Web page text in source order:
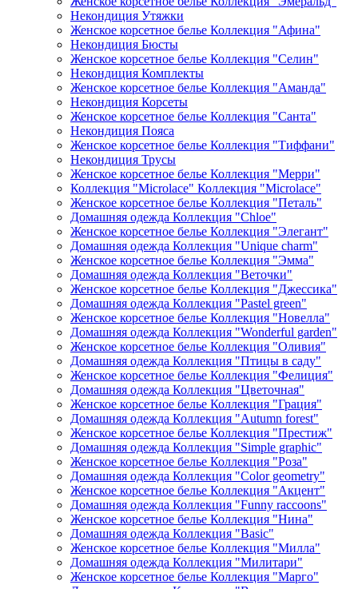
Некондиция Утяжки
Женское корсетное белье Коллекция "Афина"
Некондиция Бюсты
Женское корсетное белье Коллекция "Селин"
Некондиция Комплекты
Женское корсетное белье Коллекция "Аманда"
Некондиция Корсеты
Женское корсетное белье Коллекция "Санта"
Некондиция Пояса
Женское корсетное белье Коллекция "Тиффани"
Некондиция Трусы
Женское корсетное белье Коллекция "Мерри"
Коллекция "Microlace" Коллекция "Microlace"
Женское корсетное белье Коллекция "Петаль"
Домашняя одежда Коллекция "Chloe"
Женское корсетное белье Коллекция "Элегант"
Домашняя одежда Коллекция "Unique charm"
Женское корсетное белье Коллекция "Эмма"
Домашняя одежда Коллекция "Веточки"
Женское корсетное белье Коллекция "Джессика"
Домашняя одежда Коллекция "Pastel green"
Женское корсетное белье Коллекция "Новелла"
Домашняя одежда Коллекция "Wonderful garden"
Женское корсетное белье Коллекция "Оливия"
Домашняя одежда Коллекция "Птицы в саду"
Женское корсетное белье Коллекция "Фелиция"
Домашняя одежда Коллекция "Цветочная"
Женское корсетное белье Коллекция "Грация"
Домашняя одежда Коллекция "Autumn forest"
Женское корсетное белье Коллекция "Престиж"
Домашняя одежда Коллекция "Simple graphic"
Женское корсетное белье Коллекция "Роза"
Домашняя одежда Коллекция "Color geometry"
Женское корсетное белье Коллекция "Акцент"
Домашняя одежда Коллекция "Funny raccoons"
Женское корсетное белье Коллекция "Нина"
Домашняя одежда Коллекция "Basic"
Женское корсетное белье Коллекция "Милла"
Домашняя одежда Коллекция "Милитари"
Женское корсетное белье Коллекция "Марго"